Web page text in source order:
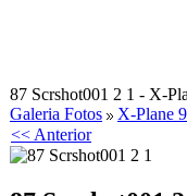
87 Scrshot001 2 1 - X-
Galeria Fotos
X-Plane 9
<< Anterior